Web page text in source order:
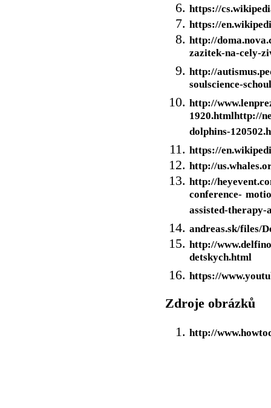
https://
https://
http://
zazitek-na-cely-
http://
soulscience-
http://
1920.htmlhttp://
dolphins-
https://
http://
http://
conference-
assisted-therapy-
andreas.sk/files/
http://
detskych.html
https://
Zdroje obrázků
http://